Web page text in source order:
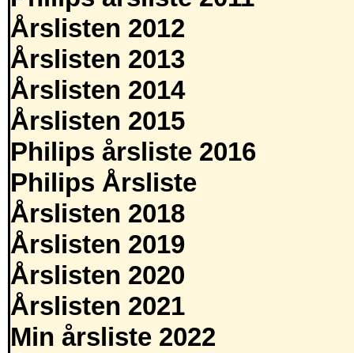
Årslisten 2012
Årslisten 2013
Årslisten 2014
Årslisten 2015
Philips årsliste 2016
Philips Årsliste
Årslisten 2018
Årslisten 2019
Årslisten 2020
Årslisten 2021
Min årsliste 2022